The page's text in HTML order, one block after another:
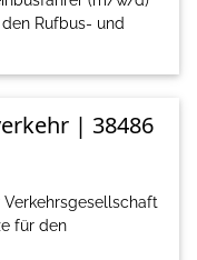
Rufbus- und
| 38486
für den